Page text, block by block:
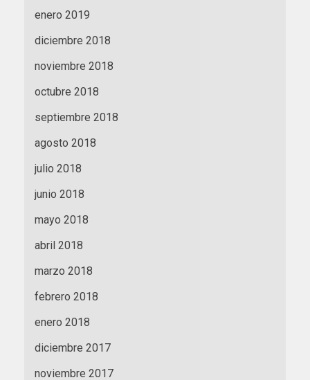
enero 2019
diciembre 2018
noviembre 2018
octubre 2018
septiembre 2018
agosto 2018
julio 2018
junio 2018
mayo 2018
abril 2018
marzo 2018
febrero 2018
enero 2018
diciembre 2017
noviembre 2017